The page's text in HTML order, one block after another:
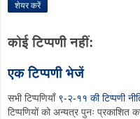
शेयर करें
कोई टिप्पणी नहीं:
एक टिप्पणी भेजें
सभी टिप्पणियाँ ९-२-११ की टिप्पणी
टिप्पणियों को अन्यत्र पुनः